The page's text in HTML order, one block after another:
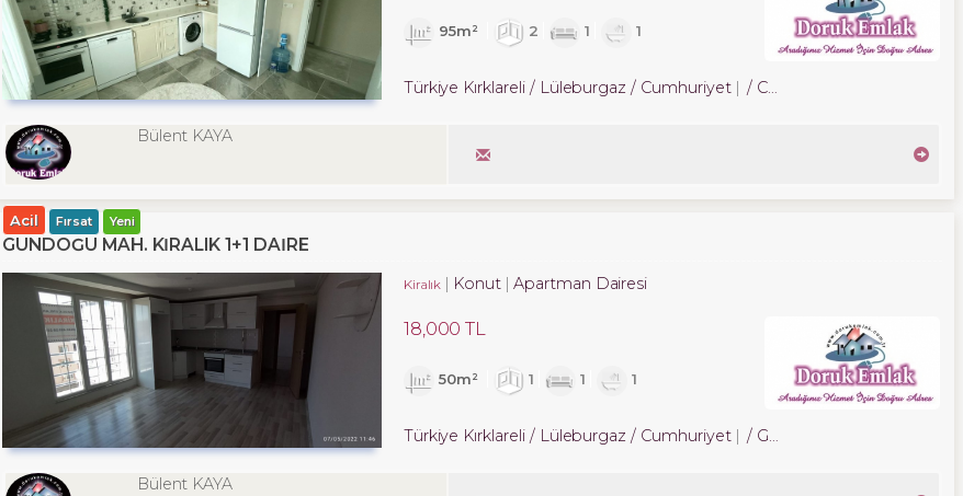
95m² 2 1 1
Türkiye Kırklareli / Lüleburgaz / Cumhuriyet / Cumhuriyet Mah.
Bülent KAYA
Acil Fırsat Yeni
GÜNDOĞU MAH. KIRALIK 1+1 DAIRE
Kiralık Konut Apartman Dairesi
18,000 TL
50m² 1 1 1
Türkiye Kırklareli / Lüleburgaz / Cumhuriyet / Gündoğu Mah.
Bülent KAYA